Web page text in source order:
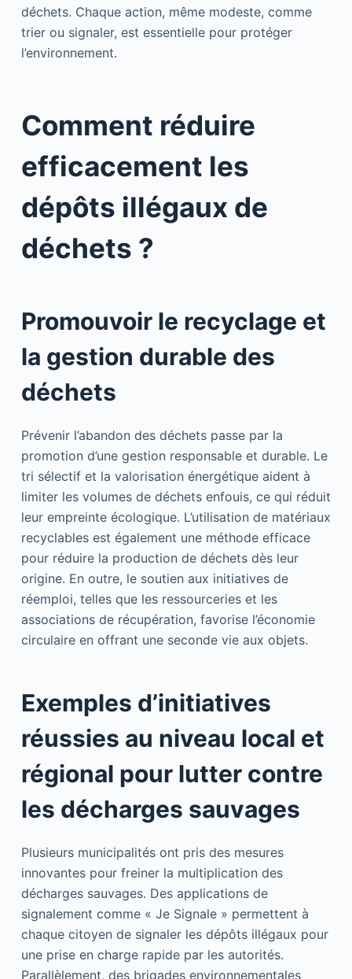
déchets. Chaque action, même modeste, comme
trier ou signaler, est essentielle pour protéger
l’environnement.
Comment réduire
efficacement les
dépôts illégaux de
déchets ?
Promouvoir le recyclage et
la gestion durable des
déchets
Prévenir l’abandon des déchets passe par la
promotion d’une gestion responsable et durable. Le
tri sélectif et la valorisation énergétique aident à
limiter les volumes de déchets enfouis, ce qui réduit
leur empreinte écologique. L’utilisation de matériaux
recyclables est également une méthode efficace
pour réduire la production de déchets dès leur
origine. En outre, le soutien aux initiatives de
réemploi, telles que les ressourceries et les
associations de récupération, favorise l’économie
circulaire en offrant une seconde vie aux objets.
Exemples d’initiatives
réussies au niveau local et
régional pour lutter contre
les décharges sauvages
Plusieurs municipalités ont pris des mesures
innovantes pour freiner la multiplication des
décharges sauvages. Des applications de
signalement comme « Je Signale » permettent à
chaque citoyen de signaler les dépôts illégaux pour
une prise en charge rapide par les autorités.
Parallèlement, des brigades environnementales